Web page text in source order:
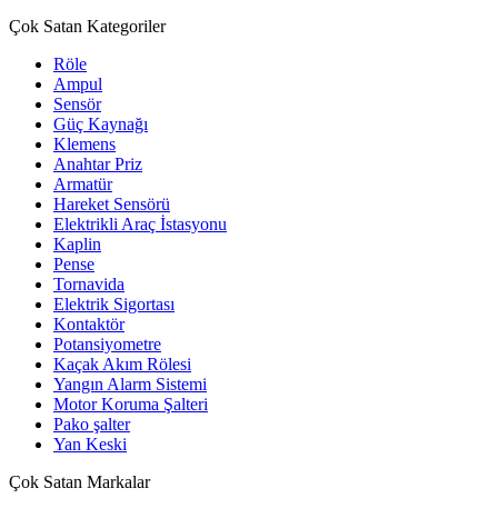
Çok Satan Kategoriler
Röle
Ampul
Sensör
Güç Kaynağı
Klemens
Anahtar Priz
Armatür
Hareket Sensörü
Elektrikli Araç İstasyonu
Kaplin
Pense
Tornavida
Elektrik Sigortası
Kontaktör
Potansiyometre
Kaçak Akım Rölesi
Yangın Alarm Sistemi
Motor Koruma Şalteri
Pako şalter
Yan Keski
Çok Satan Markalar